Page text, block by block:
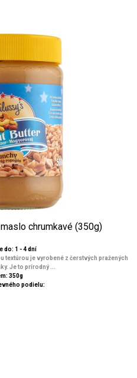
chrumkavé (350g)
do: 1 - 4 dní
je vyrobené z čerstvých pražených
Je to prírodný ...
350g
podielu: